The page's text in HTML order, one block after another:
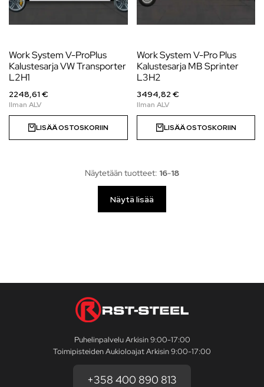
Work System V-ProPlus
Kalustesarja VW Transporter
L2H1
2248,61 €
LISÄÄ OSTOSKORIIN
Work System V-Pro Plus
Kalustesarja MB Sprinter
L3H2
3494,82 €
LISÄÄ OSTOSKORIIN
Näytetään tuotteet: 16-18
Näytä lisää
Puhelinpalvelu Arkisin 9:00-17:00
Toimipisteiden Aukioloajat Arkisin 9:00-17:00
+358 400 890 813